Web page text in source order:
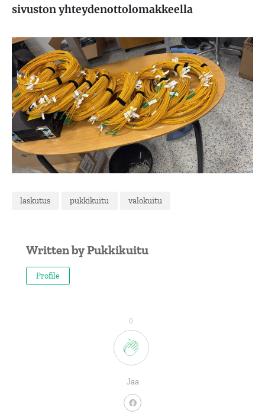
sivuston yhteydenottolomakkeella
laskutus pukkikuitu valokuitu
Written byPukkikuitu
Profile
0
Jaa